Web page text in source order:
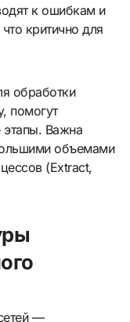
к ошибкам и
критично для
обработки
помогут
этапы. Важна
объемами
(Extract,
—